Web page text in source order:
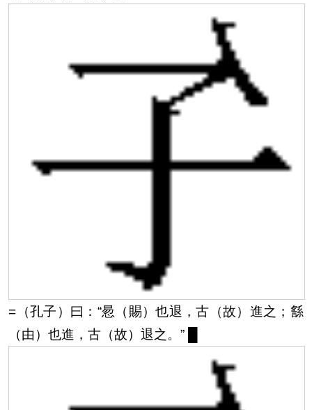
=（孔子）曰：“惖（賜）也退，古（故）進之；䌛
（由）也進，古（故）退之。”